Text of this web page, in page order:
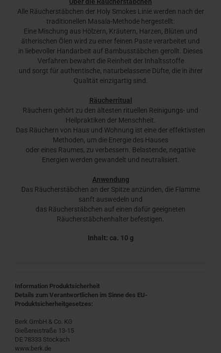
Alle Räucherstäbchen der Holy Smokes Linie werden nach der
traditionellen Masala-Methode hergestellt:
Eine Mischung aus Hölzern, Kräutern, Harzen, Blüten und
ätherischen Ölen wird zu einer feinen Paste verarbeitet und
in liebevoller Handarbeit auf Bambusstäbchen gerollt. Dieses
Verfahren bewahrt die Reinheit der Inhaltsstoffe
und sorgt für authentische, naturbelassene Düfte, die in ihrer
Qualität einzigartig sind.
Räucherritual
Räuchern gehört zu den ältesten rituellen Reinigungs- und
Heilpraktiken der Menschheit.
Das Räuchern von Haus und Wohnung ist eine der effektivsten
Methoden, um die Energie des Hauses
oder eines Raumes, zu verbessern. Belastende, negative
Energien werden gewandelt und neutralisiert.
Anwendung
Das Räucherstäbchen an der Spitze anzünden, die Flamme
sanft auswedeln und
das Räucherstäbchen auf einen dafür geeigneten
Räucherstäbchenhalter befestigen.
Inhalt: ca. 10 g
Information Produktsicherheit
Details zum Verantwortlichen im Sinne des EU-
Produktsicherheitgesetzes:
Berk GmbH & Co. KG
Gießereistraße 13-15
DE 78333 Stockach
www.berk.de